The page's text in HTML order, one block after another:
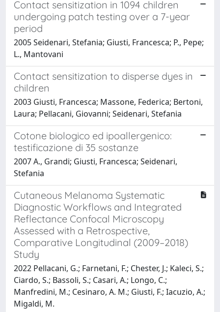
Contact sensitization in 1094 children
undergoing patch testing over a 7-year
period
2005 Seidenari, Stefania; Giusti, Francesca; P., Pepe;
L., Mantovani
Contact sensitization to disperse dyes in
children
2003 Giusti, Francesca; Massone, Federica; Bertoni,
Laura; Pellacani, Giovanni; Seidenari, Stefania
Cotone biologico ed ipoallergenico:
testificazione di 35 sostanze
2007 A., Grandi; Giusti, Francesca; Seidenari,
Stefania
Cutaneous Melanoma Systematic
Diagnostic Workflows and Integrated
Reflectance Confocal Microscopy
Assessed with a Retrospective,
Comparative Longitudinal (2009–2018)
Study
2022 Pellacani, G.; Farnetani, F.; Chester, J.; Kaleci, S.;
Ciardo, S.; Bassoli, S.; Casari, A.; Longo, C.;
Manfredini, M.; Cesinaro, A. M.; Giusti, F.; Iacuzio, A.;
Migaldi, M.